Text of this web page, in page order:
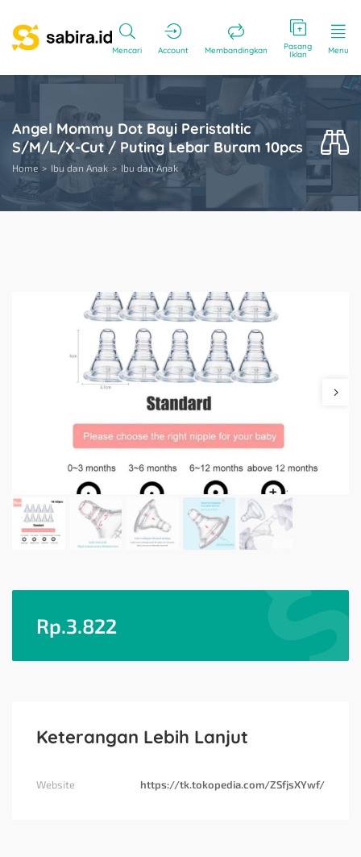
Mencari Account Membandingkan Pasang
Iklan Menu
Angel Mommy Dot Bayi Peristaltic
S/M/L/X-Cut / Puting Lebar Buram 10pcs
Home Ibu dan Anak Ibu dan Anak
Rp.3.822
Keterangan Lebih Lanjut
Website https://tk.tokopedia.com/ZSfjsXYwf/